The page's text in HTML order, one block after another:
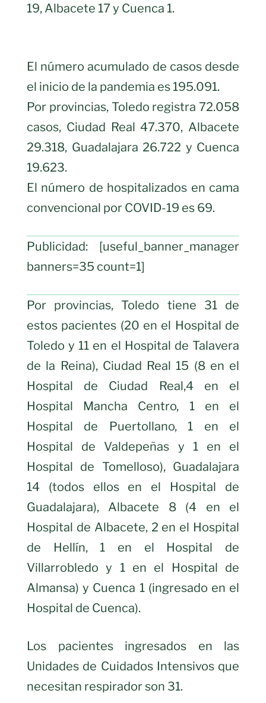
19, Albacete 17 y Cuenca 1.
El número acumulado de casos desde
el inicio de la pandemia es 195.091.
Por provincias, Toledo registra 72.058
casos, Ciudad Real 47.370, Albacete
29.318, Guadalajara 26.722 y Cuenca
19.623.
El número de hospitalizados en cama
convencional por COVID-19 es 69.
Publicidad: [useful_banner_manager
banners=35 count=1]
Por provincias, Toledo tiene 31 de
estos pacientes (20 en el Hospital de
Toledo y 11 en el Hospital de Talavera
de la Reina), Ciudad Real 15 (8 en el
Hospital de Ciudad Real,4 en el
Hospital Mancha Centro, 1 en el
Hospital de Puertollano, 1 en el
Hospital de Valdepeñas y 1 en el
Hospital de Tomelloso), Guadalajara
14 (todos ellos en el Hospital de
Guadalajara), Albacete 8 (4 en el
Hospital de Albacete, 2 en el Hospital
de Hellín, 1 en el Hospital de
Villarrobledo y 1 en el Hospital de
Almansa) y Cuenca 1 (ingresado en el
Hospital de Cuenca).
Los pacientes ingresados en las
Unidades de Cuidados Intensivos que
necesitan respirador son 31.